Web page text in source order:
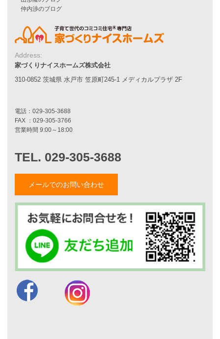
エコハウス
家づくりの流れ
7つのポイント
平屋をお考えの方へ
二世帯住宅をお考えの方へ
リフォームをお考えの方へ
家づくりストーリー
家づくりナイスホームズについて
家づくりへの想い
スタッフ紹介
職人紹介
採用情報
お知らせ・イベント情報
ブログ一覧
菅原和彦のブログ
斎藤亮のブログ
小薬淳一のブログ
山形隆のブログ
Address:
家づくりナイスホームズ株式会社
310-0852 茨城県 水戸市 笠原町245-1 メディカルプラザ 2F
メールでのお問い合わせ